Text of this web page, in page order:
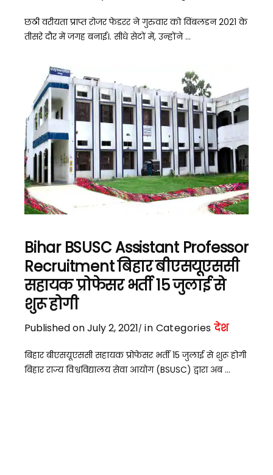
छठी वरीयता प्राप्त रोजर फेडरर ने गुरुवार को विंबलडन 2021 के
तीसरे दौर में जगह बनाई।. सीधे सेटों में, उन्होंने ...
Bihar BSUSC Assistant Professor
Recruitment बिहार बीएसयूएससी
सहायक प्रोफेसर भर्ती 15 जुलाई से
शुरू होगी
Published on July 2, 2021 in Categories देश
बिहार बीएसयूएससी सहायक प्रोफेसर भर्ती 15 जुलाई से शुरू होगी
बिहार राज्य विश्वविद्यालय सेवा आयोग (BSUSC) द्वारा अब ...